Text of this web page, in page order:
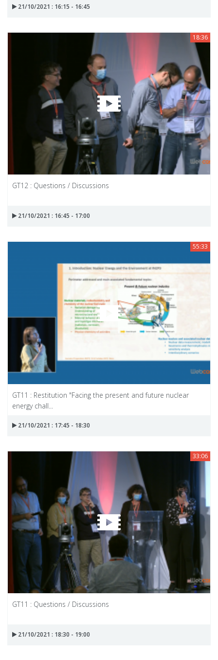
21/10/2021 : 16:15 - 16:45
18:36
GT12 : Questions / Discussions
21/10/2021 : 16:45 - 17:00
55:33
GT11 : Restitution "Facing the present and future nuclear
energy chall...
21/10/2021 : 17:45 - 18:30
33:06
GT11 : Questions / Discussions
21/10/2021 : 18:30 - 19:00